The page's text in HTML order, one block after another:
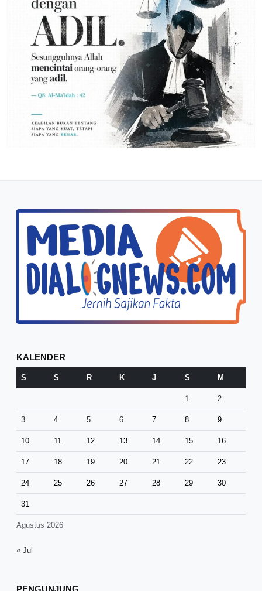
KALENDER
Agustus 2026
S S R K J S M
1 2
3 4 5 6 7 8 9
10 11 12 13 14 15 16
17 18 19 20 21 22 23
24 25 26 27 28 29 30
31
« Jul